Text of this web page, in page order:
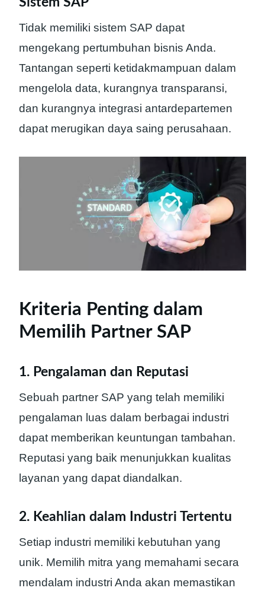
Tidak memiliki sistem SAP dapat
mengekang pertumbuhan bisnis Anda.
Tantangan seperti ketidakmampuan dalam
mengelola data, kurangnya transparansi,
dan kurangnya integrasi antardepartemen
dapat merugikan daya saing perusahaan.
Kriteria Penting dalam
Memilih Partner SAP
1. Pengalaman dan Reputasi
Sebuah partner SAP yang telah memiliki
pengalaman luas dalam berbagai industri
dapat memberikan keuntungan tambahan.
Reputasi yang baik menunjukkan kualitas
layanan yang dapat diandalkan.
2. Keahlian dalam Industri Tertentu
Setiap industri memiliki kebutuhan yang
unik. Memilih mitra yang memahami secara
mendalam industri Anda akan memastikan